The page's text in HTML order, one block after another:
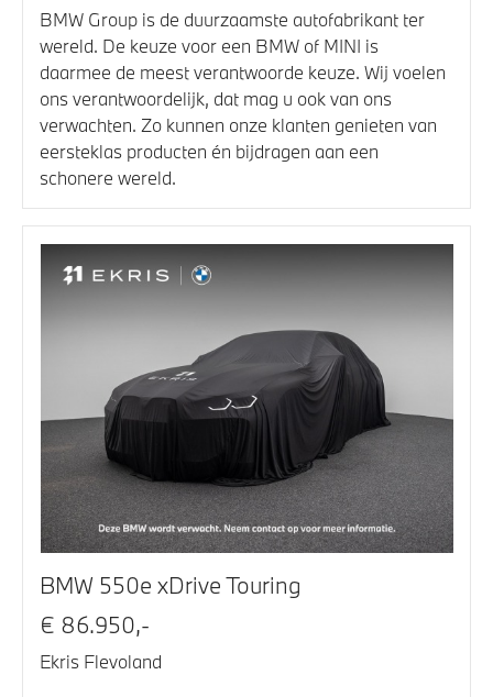
BMW Group is de duurzaamste autofabrikant ter
wereld. De keuze voor een BMW of MINI is
daarmee de meest verantwoorde keuze. Wij voelen
ons verantwoordelijk, dat mag u ook van ons
verwachten. Zo kunnen onze klanten genieten van
eersteklas producten én bijdragen aan een
schonere wereld.
BMW 550e xDrive Touring
€ 86.950,-
Ekris Flevoland